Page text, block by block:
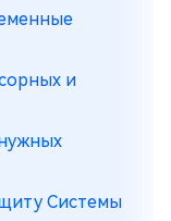
и
Системы